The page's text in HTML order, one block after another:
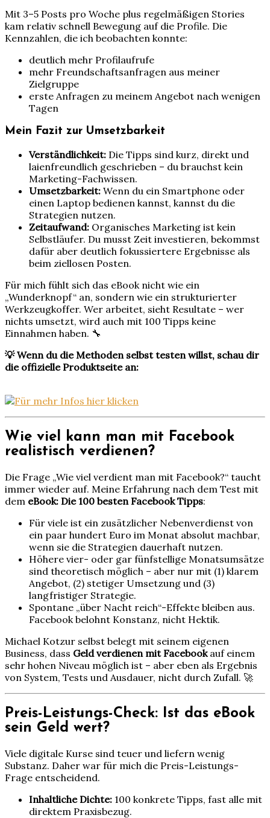
Mit 3–5 Posts pro Woche plus regelmäßigen Stories
kam relativ schnell Bewegung auf die Profile. Die
Kennzahlen, die ich beobachten konnte:
deutlich mehr Profilaufrufe
mehr Freundschaftsanfragen aus meiner
Zielgruppe
erste Anfragen zu meinem Angebot nach wenigen
Tagen
Mein Fazit zur Umsetzbarkeit
Verständlichkeit: Die Tipps sind kurz, direkt und
laienfreundlich geschrieben – du brauchst kein
Marketing-Fachwissen.
Umsetzbarkeit: Wenn du ein Smartphone oder
einen Laptop bedienen kannst, kannst du die
Strategien nutzen.
Zeitaufwand: Organisches Marketing ist kein
Selbstläufer. Du musst Zeit investieren, bekommst
dafür aber deutlich fokussiertere Ergebnisse als
beim ziellosen Posten.
Für mich fühlt sich das eBook nicht wie ein
„Wunderknopf“ an, sondern wie ein strukturierter
Werkzeugkoffer. Wer arbeitet, sieht Resultate – wer
nichts umsetzt, wird auch mit 100 Tipps keine
Einnahmen haben. 🔧
💡 Wenn du die Methoden selbst testen willst, schau dir
die offizielle Produktseite an:
Wie viel kann man mit Facebook
realistisch verdienen?
Die Frage „Wie viel verdient man mit Facebook?“ taucht
immer wieder auf. Meine Erfahrung nach dem Test mit
dem eBook: Die 100 besten Facebook Tipps:
Für viele ist ein zusätzlicher Nebenverdienst von
ein paar hundert Euro im Monat absolut machbar,
wenn sie die Strategien dauerhaft nutzen.
Höhere vier- oder gar fünfstellige Monatsumsätze
sind theoretisch möglich – aber nur mit (1) klarem
Angebot, (2) stetiger Umsetzung und (3)
langfristiger Strategie.
Spontane „über Nacht reich“-Effekte bleiben aus.
Facebook belohnt Konstanz, nicht Hektik.
Michael Kotzur selbst belegt mit seinem eigenen
Business, dass Geld verdienen mit Facebookauf einem
sehr hohen Niveau möglich ist – aber eben als Ergebnis
von System, Tests und Ausdauer, nicht durch Zufall. 🚀
Preis-Leistungs-Check: Ist das eBook
sein Geld wert?
Viele digitale Kurse sind teuer und liefern wenig
Substanz. Daher war für mich die Preis-Leistungs-
Frage entscheidend.
Inhaltliche Dichte: 100 konkrete Tipps, fast alle mit
direktem Praxisbezug.